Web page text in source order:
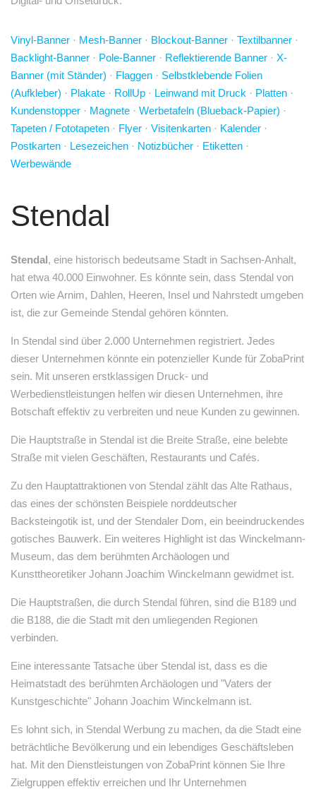
Vinyl-Banner · Mesh-Banner · Blockout-Banner · Textilbanner ·
Backlight-Banner · Pole-Banner · Reflektierende Banner · X-
Banner (mit Ständer) · Flaggen · Selbstklebende Folien
(Aufkleber) · Plakate · RollUp · Leinwand mit Druck · Platten ·
Kundenstopper · Magnete · Werbetafeln (Blueback-Papier) ·
Tapeten / Fototapeten · Flyer · Visitenkarten · Kalender ·
Postkarten · Lesezeichen · Notizbücher · Etiketten ·
Werbewände
Stendal
Stendal, eine historisch bedeutsame Stadt in Sachsen-Anhalt,
hat etwa 40.000 Einwohner. Es könnte sein, dass Stendal von
Orten wie Arnim, Dahlen, Heeren, Insel und Nahrstedt umgeben
ist, die zur Gemeinde Stendal gehören könnten.
In Stendal sind über 2.000 Unternehmen registriert. Jedes
dieser Unternehmen könnte ein potenzieller Kunde für ZobaPrint
sein. Mit unseren erstklassigen Druck- und
Werbedienstleistungen helfen wir diesen Unternehmen, ihre
Botschaft effektiv zu verbreiten und neue Kunden zu gewinnen.
Die Hauptstraße in Stendal ist die Breite Straße, eine belebte
Straße mit vielen Geschäften, Restaurants und Cafés.
Zu den Hauptattraktionen von Stendal zählt das Alte Rathaus,
das eines der schönsten Beispiele norddeutscher
Backsteingotik ist, und der Stendaler Dom, ein beeindruckendes
gotisches Bauwerk. Ein weiteres Highlight ist das Winckelmann-
Museum, das dem berühmten Archäologen und
Kunsttheoretiker Johann Joachim Winckelmann gewidmet ist.
Die Hauptstraßen, die durch Stendal führen, sind die B189 und
die B188, die die Stadt mit den umliegenden Regionen
verbinden.
Eine interessante Tatsache über Stendal ist, dass es die
Heimatstadt des berühmten Archäologen und "Vaters der
Kunstgeschichte" Johann Joachim Winckelmann ist.
Es lohnt sich, in Stendal Werbung zu machen, da die Stadt eine
beträchtliche Bevölkerung und ein lebendiges Geschäftsleben
hat. Mit den Dienstleistungen von ZobaPrint können Sie Ihre
Zielgruppen effektiv erreichen und Ihr Unternehmen